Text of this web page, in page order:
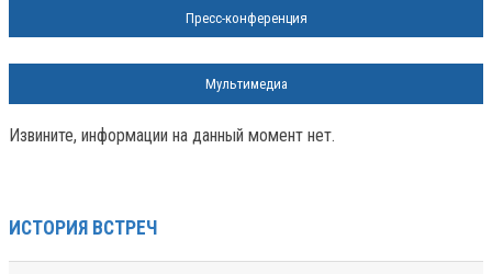
Пресс-конференция
Мультимедиа
Извините, информации на данный момент нет.
ИСТОРИЯ ВСТРЕЧ